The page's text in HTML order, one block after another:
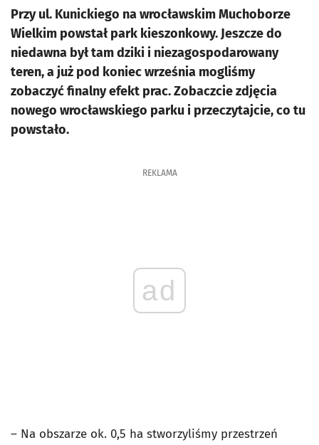
Przy ul. Kunickiego na wrocławskim Muchoborze
Wielkim powstał park kieszonkowy. Jeszcze do
niedawna był tam dziki i niezagospodarowany
teren, a już pod koniec września mogliśmy
zobaczyć finalny efekt prac. Zobaczcie zdjęcia
nowego wrocławskiego parku i przeczytajcie, co tu
powstało.
REKLAMA
ad
– Na obszarze ok. 0,5 ha stworzyliśmy przestrzeń